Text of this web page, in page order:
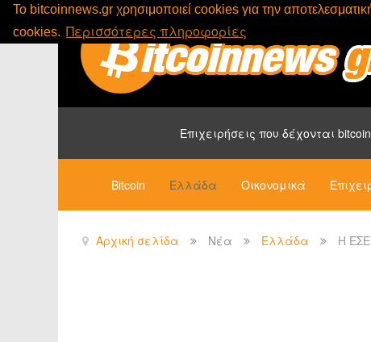
To bitcoinnews.gr χρησιμοποιεί cookies για την
cookies. Περισσότερες πληροφορίες
Επιχειρήσεις που δέχονται
Bitcoin Ελλάδα Οικονομικά
Αρχική σελίδα Νέα Ελλάδα H